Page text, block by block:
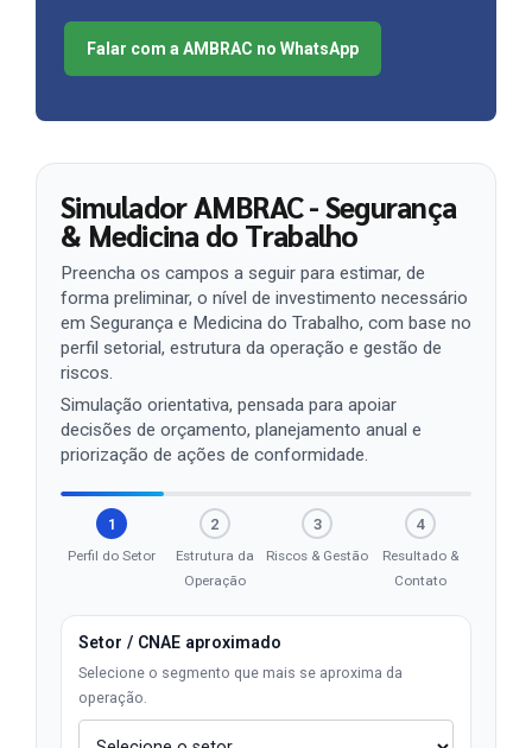
Falar com a AMBRAC no WhatsApp
Simulador AMBRAC - Segurança
& Medicina do Trabalho
Preencha os campos a seguir para estimar, de
forma preliminar, o nível de investimento necessário
em Segurança e Medicina do Trabalho, com base no
perfil setorial, estrutura da operação e gestão de
riscos.
Simulação orientativa, pensada para apoiar
decisões de orçamento, planejamento anual e
priorização de ações de conformidade.
1
Perfil do Setor
2
Estrutura da
Operação
3
Riscos & Gestão
4
Resultado &
Contato
Setor / CNAE aproximado
Selecione o segmento que mais se aproxima da
operação.